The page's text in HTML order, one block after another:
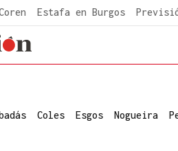
Estafa en Burgos
Coles Esgos Nogueira